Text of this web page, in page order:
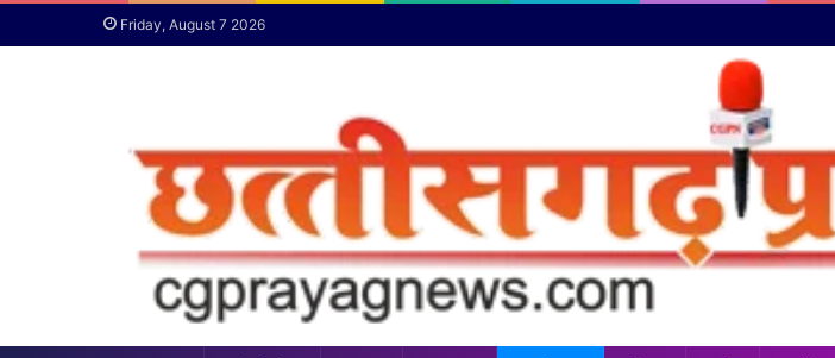
Friday, August 7 2026